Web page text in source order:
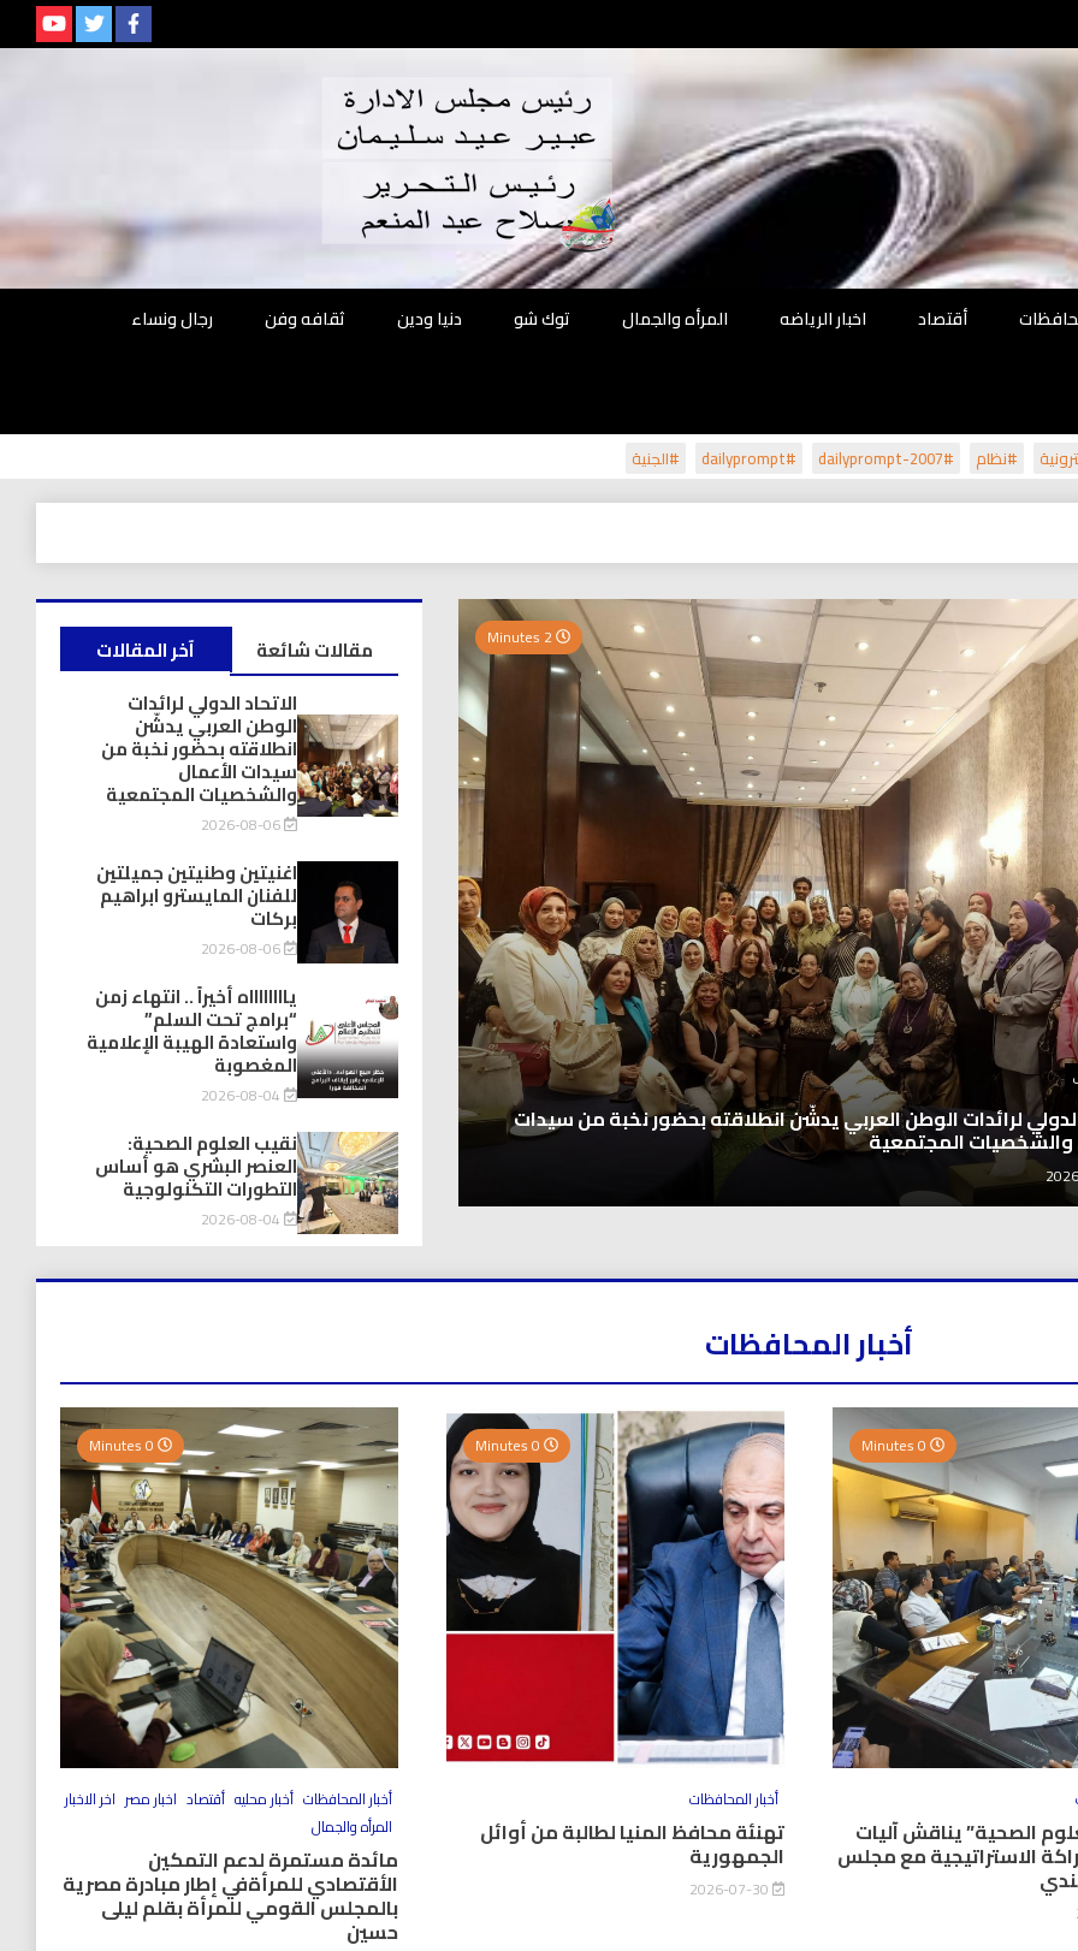
الحلم
نيوز
أقتصاد اخبار الرياضه المرأه والجمال توك شو دنيا ودين ثقافه وفن
رجال ونساء
#نظام #dailyprompt-2007
#dailyprompt #الجنية
اخبار العرب
اغنيتين وطنيتين جميلتين للفنان المايسترو ابراهيم بركات
توك شو
المغصوبة
2026-08-04
آخر المقالات
مقالات شائعة
الاتحاد الدولي لرائدات
الوطن العربي يدشّن
انطلاقته بحضور نخبة من
سيدات الأعمال
والشخصيات المجتمعية
2026-08-06
اغنيتين وطنيتين جميلتين
للفنان المايسترو ابراهيم
بركات
2026-08-06
يااااااااه أخيراً .. انتهاء زمن
“برامج تحت السلم”
واستعادة الهيبة الإعلامية
المغصوبة
2026-08-04
نقيب العلوم الصحية:
العنصر البشري هو أساس
التطورات التكنولوجية
2026-08-04
أخبار المحافظات
الصحية” يناقش آليات
الاستراتيجية مع مجلس
أخبار المحافظات
تهنئة محافظ المنيا لطالبة من أوائل
الجمهورية
أخبار المحافظات أخبار محليه أقتصاد اخبار مصر اخر الاخبار
المرأه والجمال
مائدة مستمرة لدعم التمكين
الأقتصادي للمرأةفي إطار مبادرة مصرية
بالمجلس القومي للمرأة بقلم ليلى
حسين